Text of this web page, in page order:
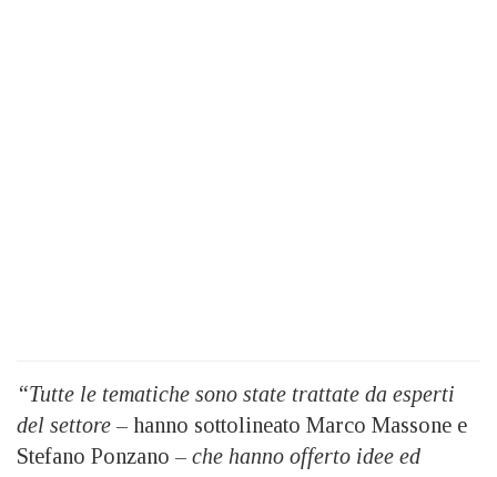
“Tutte le tematiche sono state trattate da esperti
del settore – hanno sottolineato Marco Massone e
Stefano Ponzano – che hanno offerto idee ed